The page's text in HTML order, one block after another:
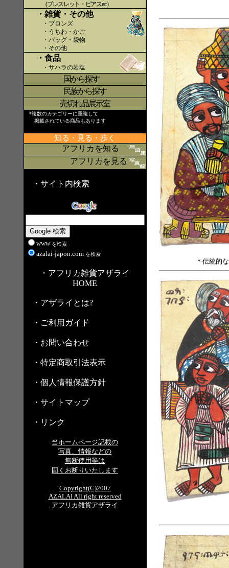
(ブレスレット・ピアスetc.)
・雑貨・その他
・ブロンズ
・うちわ・かご
・バッグ・袋物
・その他
・食品
・サハラの岩塩
国から探す〇
民族から探す
売切れ品展示室
*複数のカテゴリーに重複して
掲載されている商品もあります
知る・見る・歩く
アフリカを知る
アフリカを見る
・サイト内検索
WWW を検索
azalai-japon.com を検索
・アフリカ雑貨アザライ
HOME
・アザライとは?
・ご利用ガイド
・お問い合わせ
・特定商取引法表示
・個人情報保護方針
・サイトマップ
・リンク
当ホームページ記載の
写真、情報などの
無断使用等は
固くお断りいたします
Copyright(C)2007
AZALAI All right reserved
アフリカ雑貨アザライ
＊伝統的